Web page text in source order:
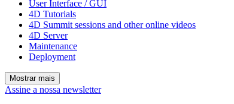
User Interface / GUI
4D Tutorials
4D Summit sessions and other online videos
4D Server
Maintenance
Deployment
Mostrar mais
Assine a nossa newsletter